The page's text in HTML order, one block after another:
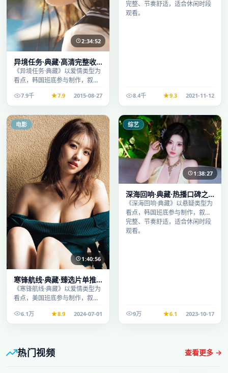
2:34:52
异境任务·典藏·高清完整收
录适合周末一口气刷完
《异境任务·典藏》以爱情类型为
看点，韩国班底参与制作，叙事
观看。
7.9千 7.9 2015-08-27
完整、节奏舒适，适合休闲时段
观看。
8.4千 9.3 2021-11-12
电影
1:40:56
寒锋航线·典藏·臻选片单推
荐画质清晰观看流畅
《寒锋航线·典藏》以爱情类型为
看点，美国班底参与制作，叙事
观看。
6.1万 8.9 2024-07-01
综艺
1:38:27
深海回响·典藏·热播口碑之
作剧情扎实演技在线
《深海回响·典藏》以悬疑类型为
看点，韩国班底参与制作，叙事
完整、节奏舒适，适合休闲时段
观看。
9万 6.1 2023-10-17
热门视频 查看更多 →